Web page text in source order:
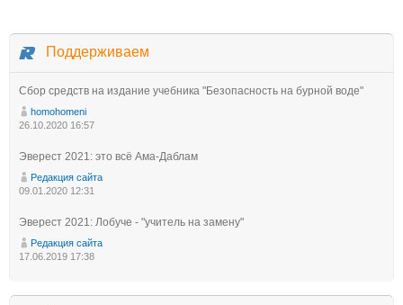
Поддерживаем
Сбор средств на издание учебника "Безопасность на бурной воде"
homohomeni
26.10.2020 16:57
Эверест 2021: это всё Ама-Даблам
Редакция сайта
09.01.2020 12:31
Эверест 2021: Лобуче - "учитель на замену"
Редакция сайта
17.06.2019 17:38